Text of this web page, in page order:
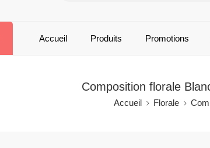
Accueil Produits Promotions
Composition florale
Accueil Florale